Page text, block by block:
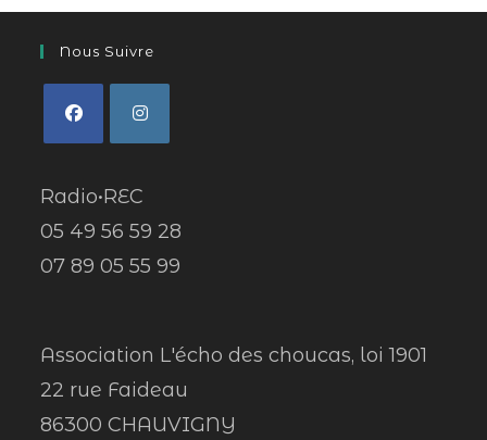
Nous Suivre
Radio•REC
05 49 56 59 28
07 89 05 55 99
Association L'écho des choucas, loi 1901
22 rue Faideau
86300 CHAUVIGNY